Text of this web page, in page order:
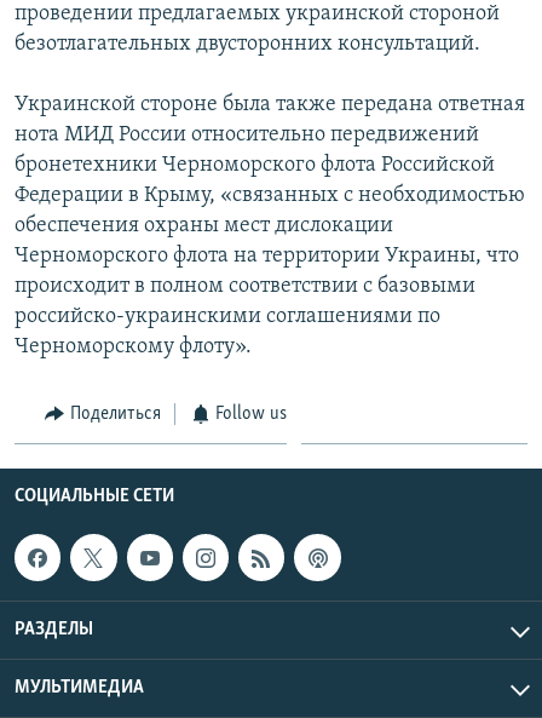
проведении предлагаемых украинской стороной
безотлагательных двусторонних консультаций.
Украинской стороне была также передана ответная
нота МИД России относительно передвижений
бронетехники Черноморского флота Российской
Федерации в Крыму, «связанных с необходимостью
обеспечения охраны мест дислокации
Черноморского флота на территории Украины, что
происходит в полном соответствии с базовыми
российско-украинскими соглашениями по
Черноморскому флоту».
Поделиться Follow us
СОЦИАЛЬНЫЕ СЕТИ
РАЗДЕЛЫ
МУЛЬТИМЕДИА